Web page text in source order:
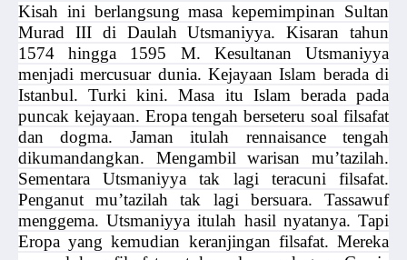
Kisah ini berlangsung masa kepemimpinan Sultan
Murad III di Daulah Utsmaniyya. Kisaran tahun
1574 hingga 1595 M. Kesultanan Utsmaniyya
menjadi mercusuar dunia. Kejayaan Islam berada di
Istanbul. Turki kini. Masa itu Islam berada pada
puncak kejayaan. Eropa tengah berseteru soal filsafat
dan dogma. Jaman itulah rennaisance tengah
dikumandangkan. Mengambil warisan mu’tazilah.
Sementara Utsmaniyya tak lagi teracuni filsafat.
Penganut mu’tazilah tak lagi bersuara. Tassawuf
menggema. Utsmaniyya itulah hasil nyatanya. Tapi
Eropa yang kemudian keranjingan filsafat. Mereka